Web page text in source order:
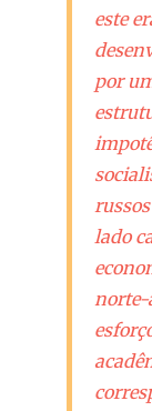
este
por
lado
norte-